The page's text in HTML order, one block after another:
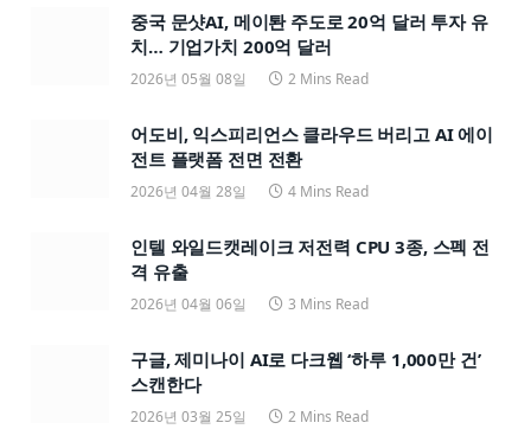
중국 문샷AI, 메이퇀 주도로 20억 달러 투자 유
치… 기업가치 200억 달러
2026년 05월 08일 2 Mins Read
어도비, 익스피리언스 클라우드 버리고 AI 에이
전트 플랫폼 전면 전환
2026년 04월 28일 4 Mins Read
인텔 와일드캣레이크 저전력 CPU 3종, 스펙 전
격 유출
2026년 04월 06일 3 Mins Read
구글, 제미나이 AI로 다크웹 ‘하루 1,000만 건’
스캔한다
2026년 03월 25일 2 Mins Read